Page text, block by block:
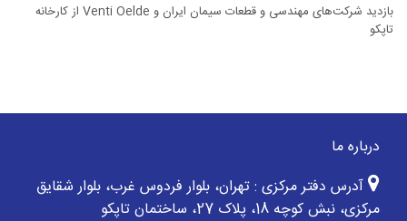
بازدید شرکت‌های مهندسی و قطعات سیمان ایران و Venti Oelde از کارخانه
تاپکو
درباره ما
آدرس دفتر مرکزی : تهران، بلوار فردوس غرب، بلوار شقایق
مرکزی، نبش کوچه 18، پلاک 27، ساختمان تاپکو